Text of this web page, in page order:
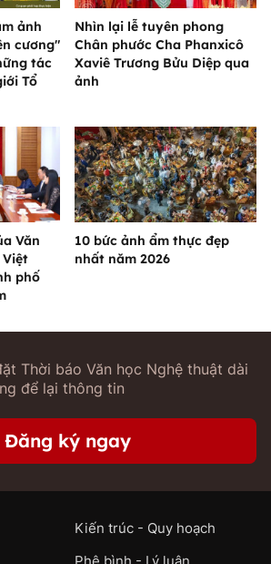
ảnh
cương"
tác
Tổ
Nhìn lại lễ tuyên phong
Chân phước Cha Phanxicô
Xaviê Trương Bửu Diệp qua
ảnh
Văn
Việt
phố
10 bức ảnh ẩm thực đẹp
nhất năm 2026
Thời báo Văn học Nghệ thuật dài
để lại thông tin
Đăng ký ngay
Kiến trúc - Quy hoạch